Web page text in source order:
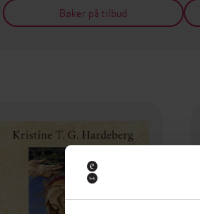
Bøker på tilbud